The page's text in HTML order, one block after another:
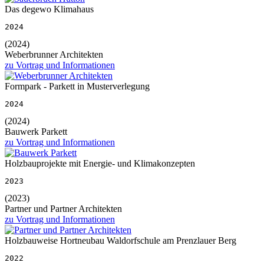
Das degewo Klimahaus
2024
(2024)
Weberbrunner Architekten
zu Vortrag und Informationen
Formpark - Parkett in Musterverlegung
2024
(2024)
Bauwerk Parkett
zu Vortrag und Informationen
Holzbauprojekte mit Energie- und Klimakonzepten
2023
(2023)
Partner und Partner Architekten
zu Vortrag und Informationen
Holzbauweise Hortneubau Waldorfschule am Prenzlauer Berg
2022